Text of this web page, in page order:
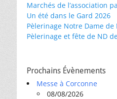
Marchés de l’association
Un été dans le Gard 2026
Pèlerinage Notre Dame
Pèlerinage et fête de ND
Prochains Évènements
Messe à Corconne
08/08/2026